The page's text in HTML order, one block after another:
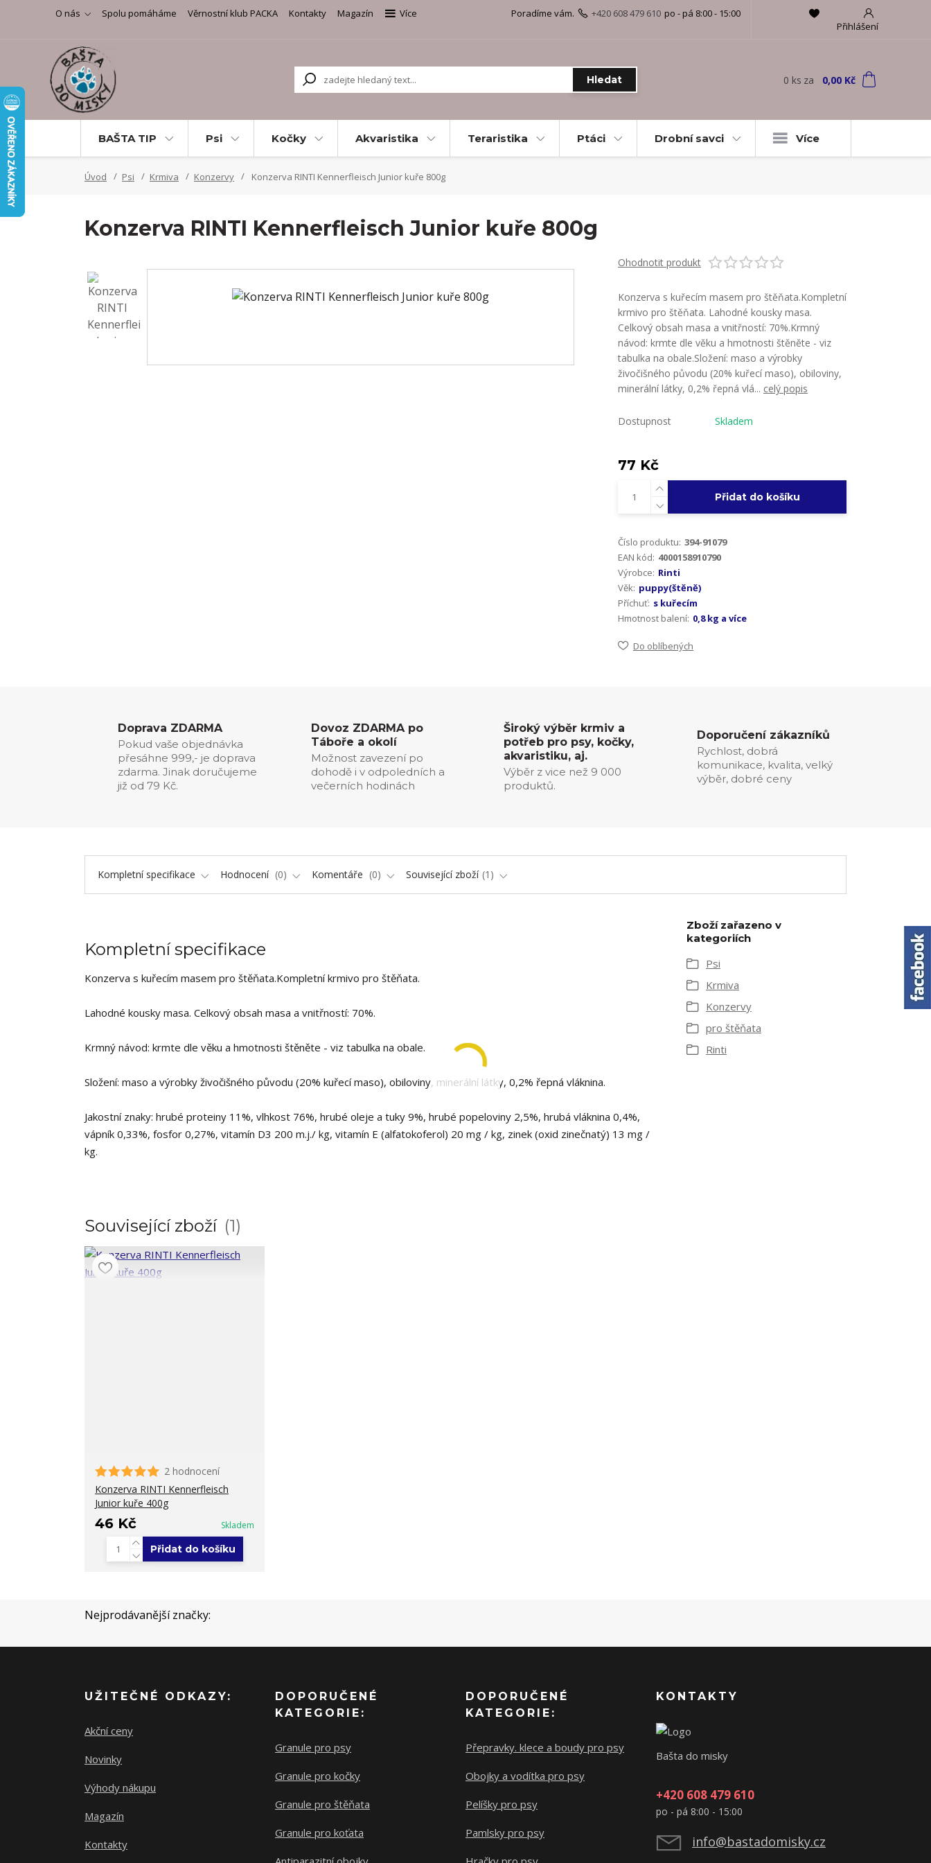
O nás Spolu pomáháme Věrnostní klub PACKA Kontakty Magazín
Více
Přihlášení
Hledat
Poradíme vám. +420 608 479 610 po - pá 8:00 - 15:00
0 ks za 0,00 Kč
BAŠTA TIP Psi Kočky Akvaristika Teraristika Ptáci Drobní savci Více
Úvod Psi Krmiva Konzervy Konzerva RINTI Kennerfleisch Junior kuře 800g
Konzerva RINTI Kennerfleisch Junior kuře 800g
Ohodnotit produkt
Konzerva s kuřecím masem pro štěňata.Kompletní
krmivo pro štěňata. Lahodné kousky masa.
Celkový obsah masa a vnitřností: 70%.Krmný
návod: krmte dle věku a hmotnosti štěněte - viz
tabulka na obale.Složení: maso a výrobky
živočišného původu (20% kuřecí maso), obiloviny,
minerální látky, 0,2% řepná vlá... celý popis
Dostupnost Skladem
77 Kč
Přidat do košíku
Číslo produktu: 394-91079
EAN kód: 4000158910790
Výrobce: Rinti
Věk: puppy(štěně)
Příchuť: s kuřecím
Hmotnost balení: 0,8 kg a více
Do oblíbených
Doprava ZDARMA
Pokud vaše objednávka
přesáhne 999,- je doprava
zdarma. Jinak doručujeme
již od 79 Kč.
Dovoz ZDARMA po
Táboře a okolí
Možnost zavezení po
dohodě i v odpoledních a
večerních hodinách
Široký výběr krmiv a
potřeb pro psy, kočky,
akvaristiku, aj.
Výběr z vice než 9 000
produktů.
Doporučení zákazníků
Rychlost, dobrá
komunikace, kvalita, velký
výběr, dobré ceny
Kompletní specifikace Hodnocení 0 Komentáře 0 Související zboží 1
Kompletní specifikace
Konzerva s kuřecím masem pro štěňata.Kompletní krmivo pro štěňata.
Lahodné kousky masa. Celkový obsah masa a vnitřností: 70%.
Krmný návod: krmte dle věku a hmotnosti štěněte - viz tabulka na obale.
Složení: maso a výrobky živočišného původu (20% kuřecí maso), obiloviny, minerální látky, 0,2% řepná vláknina.
Jakostní znaky: hrubé proteiny 11%, vlhkost 76%, hrubé oleje a tuky 9%, hrubé popeloviny 2,5%, hrubá vláknina 0,4%,
vápník 0,33%, fosfor 0,27%, vitamín D3 200 m.j./ kg, vitamín E (alfatokoferol) 20 mg / kg, zinek (oxid zinečnatý) 13 mg /
kg.
Zboží zařazeno v
kategoriích
Psi
Krmiva
Konzervy
pro štěňata
Rinti
Související zboží 1
2 hodnocení
Konzerva RINTI Kennerfleisch
Junior kuře 400g
46 Kč Skladem
Přidat do košíku
Nejprodávanější značky:
UŽITEČNÉ ODKAZY:
Akční ceny
Novinky
Výhody nákupu
Magazín
Kontakty
DOPORUČENÉ
KATEGORIE:
Granule pro psy
Granule pro kočky
Granule pro štěňata
Granule pro koťata
DOPORUČENÉ
KATEGORIE:
Přepravky. klece a boudy pro psy
Obojky a vodítka pro psy
Pelíšky pro psy
Pamlsky pro psy
KONTAKTY
Bašta do misky
+420 608 479 610
po - pá 8:00 - 15:00
info@bastadomisky.cz